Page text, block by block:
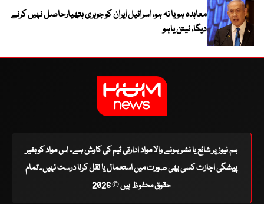
معاہدہ ہو یا نہ ہو، اسرائیل ایران کو جوہری ہتھیارحاصل نہیں کرنے
دیگا، نیتن یاہو
ہم نیوز پر شائع یا نشر ہونے والا مواد ادارتی ٹیم کی کاوش ہے۔ اس مواد کو بغیر
پیشگی اجازت کسی بھی صورت میں استعمال یا نقل کرنا درست نہیں۔ تمام
حقوق محفوظ ہیں © 2026